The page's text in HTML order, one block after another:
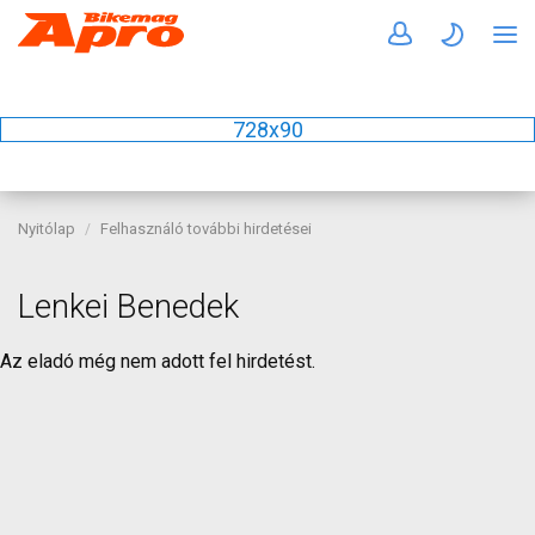
728x90
Nyitólap Felhasználó további hirdetései
Lenkei Benedek
Az eladó még nem adott fel hirdetést.